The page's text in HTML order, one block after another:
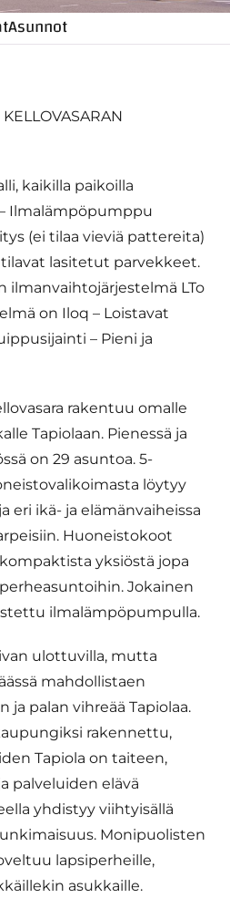
Asunnot
kaikilla paikoilla
Ilmalämpöpumppu
(ei tilaa vieviä pattereita)
tilavat lasitetut parvekkeet.
ilmanvaihtojärjestelmä LTo
on Iloq – Loistavat
– Pieni ja
rakentuu omalle
Tapiolaan. Pienessä ja
on 29 asuntoa. 5-
löytyy
eri ikä- ja elämänvaiheissa
Huoneistokoot
yksiöstä jopa
Jokainen
ilmalämpöpumpulla.
ulottuvilla, mutta
mahdollistaen
ja palan vihreää Tapiolaa.
rakennettu,
Tapiola on taiteen,
palveluiden elävä
yhdistyy viihtyisällä
Monipuolisten
lapsiperheille,
asukkaille.